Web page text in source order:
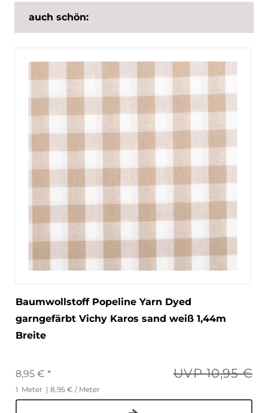
auch schön:
Baumwollstoff Popeline Yarn Dyed
garngefärbt Vichy Karos sand weiß 1,44m
Breite
UVP 10,95 €
8,95 € *
1 Meter | 8,95 € / Meter